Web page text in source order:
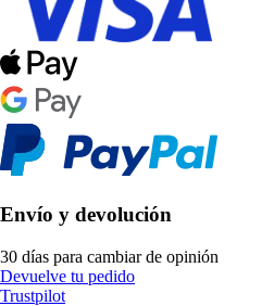
Envío y devolución
30 días para cambiar de opinión
Devuelve tu pedido
Trustpilot